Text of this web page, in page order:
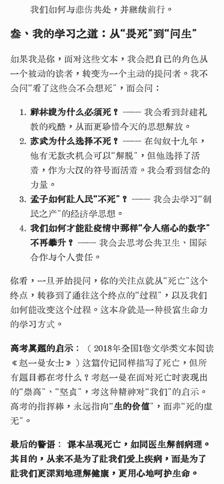
我们如何与悲伤共处，并继续前行。
叁、我的学习之道：从“畏死”到“问生”
如果我是你，面对这些文本，我会把自己的角色从
一个被动的读者，转变为一个主动的提问者。我不
会问“看了这些会不会想死”，而会问：
祥林嫂为什么必须死？ —— 我会看到封建礼
教的残酷，从而更珍惜今天的思想解放。
苏武为什么选择不死？ —— 在匈奴十九年，
他有无数次机会可以“解脱”，但他选择了活
着，作为大汉的符号而活着。我会看到信念的
力量。
孟子如何让人民“不死”？ —— 我会去学习“制
民之产”的经济学思想。
我们如何才能让疫情中那样“令人痛心的数字”
不再攀升？ —— 我会去思考公共卫生、国际
合作与个人责任。
你看，一旦开始提问，你的关注点就从“死亡”这个
终点，转移到了通往这个终点的“过程”，以及我们
如何能改变这个过程。这本身就是一种极富生命力
的学习方式。
高考真题的启示 ： （2018年全国I卷文学类文本阅读
《赵一曼女士》）这篇传记同样描写了死亡，但所
有题目都在考什么？考赵一曼在面对死亡时表现出
的“崇高”、“坚贞”，考这种精神对“我们”的启示。
高考的指挥棒，永远指向“ 生的价值”，而非“死的虚
无”。
最后的警语： 课本呈现死亡，如同医生解剖病理。
其目的，从来不是为了让我们爱上疾病，而是为了
让我们更深刻地理解健康，更用心地呵护生命。